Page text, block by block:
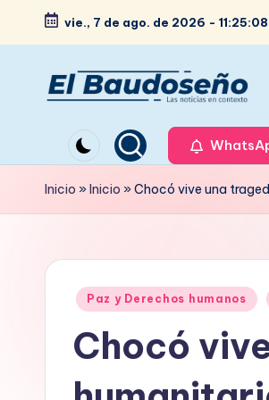
Saltar
contenido
vie., 7 de ago. de 2026 -
e
ri
d
noticias
en
contexto
Inicio »Inicio »Chocó vive una
Publicado
Paz y Derechos humanos
Chocó